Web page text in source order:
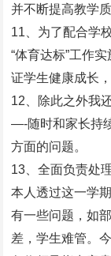
并不断提高教学质
11、为了配合学
“体育达标”工作
证学生健康成长
12、除此之外我
—-随时和家长持
方面的问题。
13、全面负责处
本人透过这一学
有一些问题，如
差，学生难管。